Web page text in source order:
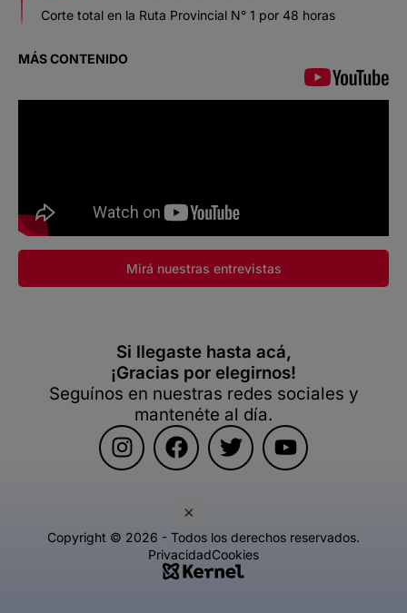
×
Corte total en la Ruta Provincial N° 1 por 48 horas
MÁS CONTENIDO
Mirá nuestras entrevistas
Si llegaste hasta acá,
¡Gracias por elegirnos!
Seguínos en nuestras redes sociales y
mantenéte al día.
Copyright © 2026 - Todos los derechos reservados.
PrivacidadCookies